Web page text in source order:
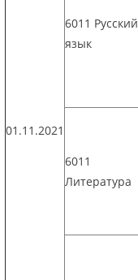
01.11.2021
6011 Русский
язык
6011
Литература